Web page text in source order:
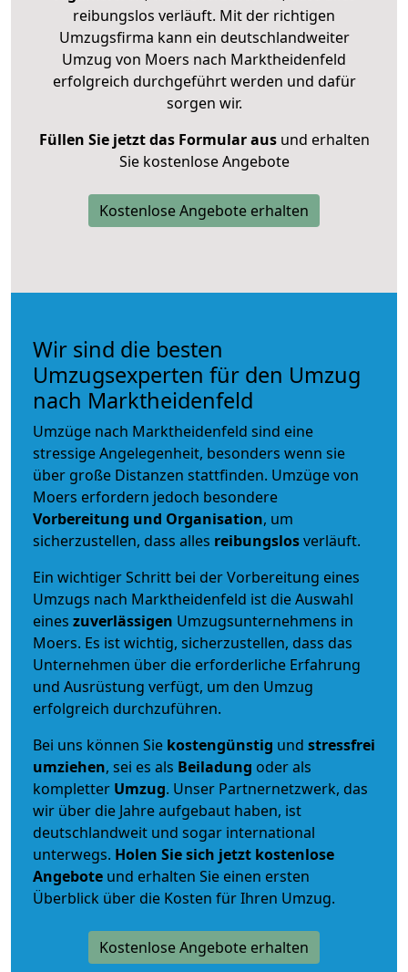
reibungslos verläuft. Mit der richtigen
Umzugsfirma kann ein deutschlandweiter
Umzug von Moers nach Marktheidenfeld
erfolgreich durchgeführt werden und dafür
sorgen wir.
Füllen Sie jetzt das Formular ausund erhalten
Sie kostenlose Angebote
Kostenlose Angebote erhalten
Wir sind die besten
Umzugsexperten für den Umzug
nach Marktheidenfeld
Umzüge nach Marktheidenfeld sind eine
stressige Angelegenheit, besonders wenn sie
über große Distanzen stattfinden. Umzüge von
Moers erfordern jedoch besondere
Vorbereitung und Organisation, um
sicherzustellen, dass alles reibungslosverläuft.
Ein wichtiger Schritt bei der Vorbereitung eines
Umzugs nach Marktheidenfeld ist die Auswahl
eines zuverlässigen Umzugsunternehmens in
Moers. Es ist wichtig, sicherzustellen, dass das
Unternehmen über die erforderliche Erfahrung
und Ausrüstung verfügt, um den Umzug
erfolgreich durchzuführen.
Bei uns können Sie kostengünstig und stressfrei
umziehen, sei es als Beiladung oder als
kompletter Umzug. Unser Partnernetzwerk, das
wir über die Jahre aufgebaut haben, ist
deutschlandweit und sogar international
unterwegs. Holen Sie sich jetzt kostenlose
Angebote und erhalten Sie einen ersten
Überblick über die Kosten für Ihren Umzug.
Kostenlose Angebote erhalten